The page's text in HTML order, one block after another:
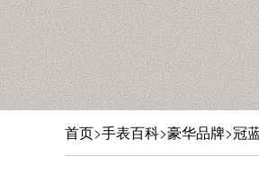
首页>手表百科>豪华品牌>冠